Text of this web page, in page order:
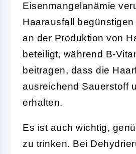
Eisenmangelanämie
Haarausfall
an der Produktion von
beteiligt, während B-
beitragen, dass die
ausreichend Sauerstoff
erhalten.
Es ist auch wichtig,
zu trinken. Bei